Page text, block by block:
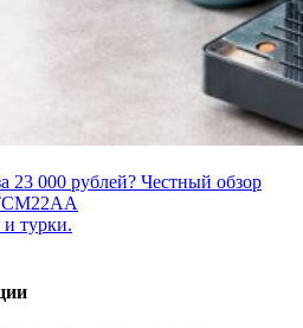
23 000 рублей? Честный обзор
турки.